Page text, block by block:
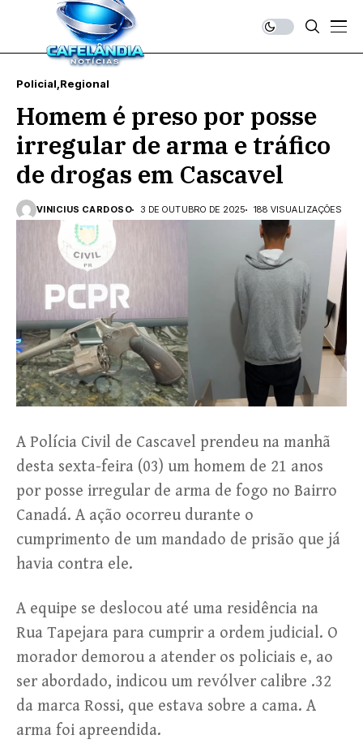
Policial Regional
Homem é preso por posse
irregular de arma e tráfico
de drogas em Cascavel
VINICIUS CARDOSO 3 DE OUTUBRO DE 2025 188 VISUALIZAÇÕES
A Polícia Civil de Cascavel prendeu na manhã
desta sexta-feira (03) um homem de 21 anos
por posse irregular de arma de fogo no Bairro
Canadá. A ação ocorreu durante o
cumprimento de um mandado de prisão que já
havia contra ele.
A equipe se deslocou até uma residência na
Rua Tapejara para cumprir a ordem judicial. O
morador demorou a atender os policiais e, ao
ser abordado, indicou um revólver calibre .32
da marca Rossi, que estava sobre a cama. A
arma foi apreendida.